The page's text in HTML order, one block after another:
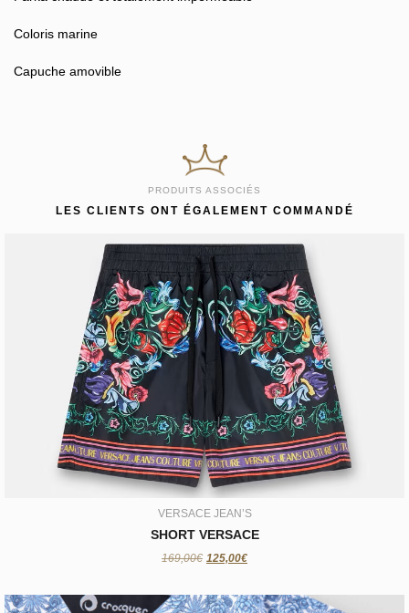
Coloris marine
Capuche amovible
PRODUITS ASSOCIÉS
LES CLIENTS ONT ÉGALEMENT COMMANDÉ
VERSACE JEAN’S
SHORT VERSACE
169,00€ 125,00€
VERSACE JEAN’S
SHORT VERSACE